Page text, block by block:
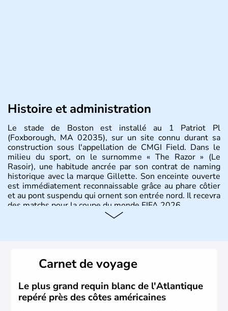
Histoire et administration
Le stade de Boston est installé au 1 Patriot Pl
(Foxborough, MA 02035), sur un site connu durant sa
construction sous l'appellation de CMGI Field. Dans le
milieu du sport, on le surnomme « The Razor » (Le
Rasoir), une habitude ancrée par son contrat de naming
historique avec la marque Gillette. Son enceinte ouverte
est immédiatement reconnaissable grâce au phare côtier
et au pont suspendu qui ornent son entrée nord. Il recevra
des matchs pour la coupe du monde FIFA 2026.
Carnet de voyage
Le plus grand requin blanc de l'Atlantique
repéré près des côtes américaines